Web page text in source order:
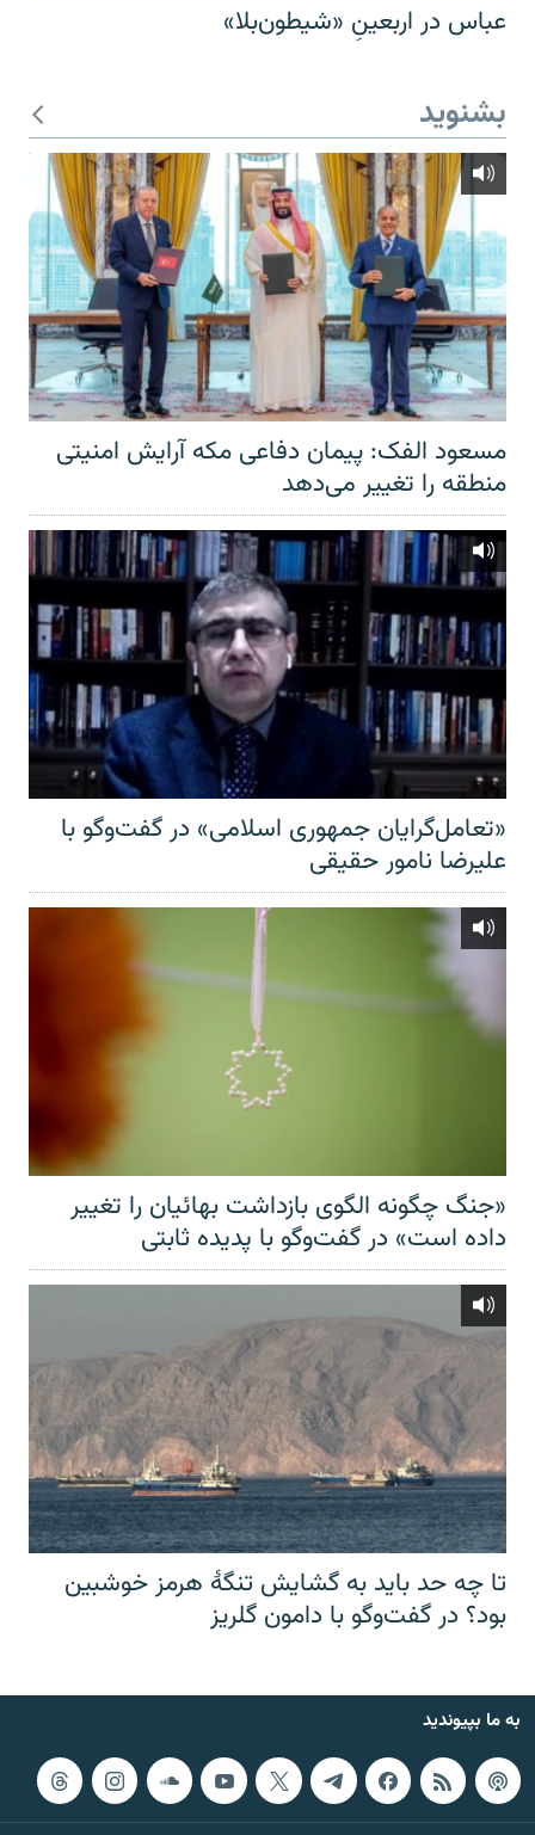
عباس در اربعینِ «شیطون‌بلا»
بشنوید
مسعود الفک: پیمان دفاعی مکه آرایش امنیتی
منطقه را تغییر می‌دهد
«تعامل‌گرایان جمهوری اسلامی» در گفت‌وگو با
علیرضا نامور حقیقی
«جنگ چگونه الگوی بازداشت بهائیان را تغییر
داده است» در گفت‌وگو با پدیده ثابتی
تا چه حد باید به گشایش تنگهٔ هرمز خوشبین
بود؟ در گفت‌وگو با دامون گلریز
به ما بپیوندید